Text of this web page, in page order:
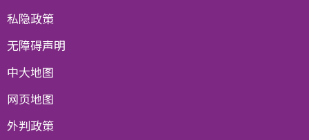
私隐政策
无障碍声明
中大地图
网页地图
外判政策